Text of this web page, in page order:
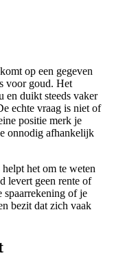
op een gegeven
voor goud. Het
en duikt steeds vaker
echte vraag is niet of
positie merk je
onnodig afhankelijk
helpt het om te weten
levert geen rente of
of je
bezit dat zich vaak